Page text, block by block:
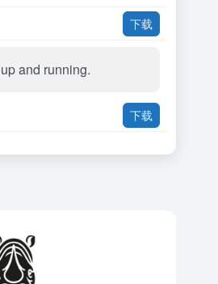
下载
and running.
下载